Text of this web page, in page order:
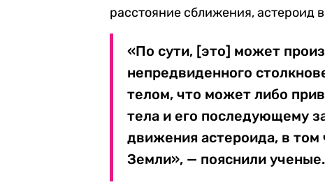
расстояние сближения, астероид
«По сути, [это] может
непредвиденного
телом, что может либо
тела и его последующему
движения астероида, в том
Земли», — пояснили ученые.